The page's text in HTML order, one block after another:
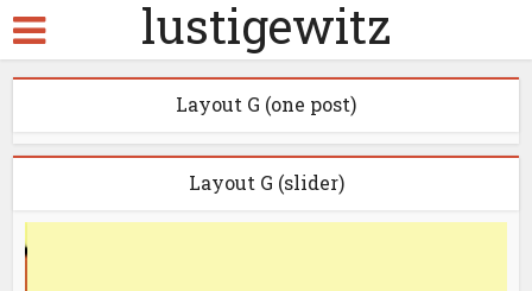
lustigewitz
Layout G (one post)
Layout G (slider)